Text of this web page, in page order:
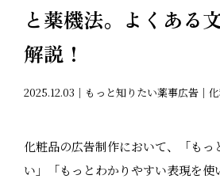
と薬機法。よくある
解説！
2025.12.03｜もっと知りたい薬事広告｜
化粧品の広告制作において、「もっ
い」「もっとわかりやすい表現を使